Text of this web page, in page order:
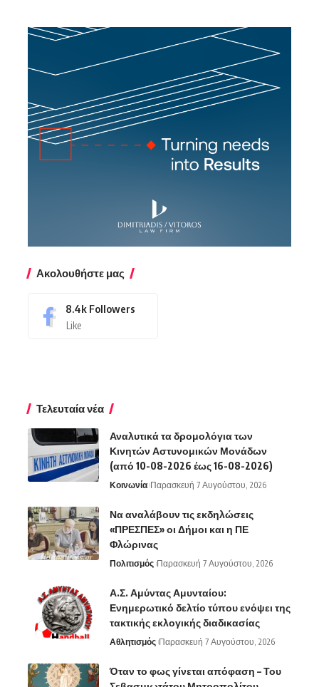
Ακολουθήστε μας
8.4k Followers
Like
Τελευταία νέα
Αναλυτικά τα δρομολόγια των
Κινητών Αστυνομικών Μονάδων
(από 10-08-2026 έως 16-08-2026)
Κοινωνία Παρασκευή 7 Αυγούστου, 2026
Να αναλάβουν τις εκδηλώσεις
«ΠΡΕΣΠΕΣ» οι Δήμοι και η ΠΕ
Φλώρινας
Πολιτισμός Παρασκευή 7 Αυγούστου, 2026
Α.Σ. Αμύντας Αμυνταίου:
Ενημερωτικό δελτίο τύπου ενόψει της
τακτικής εκλογικής διαδικασίας
Αθλητισμός Παρασκευή 7 Αυγούστου, 2026
Όταν το φως γίνεται απόφαση – Του